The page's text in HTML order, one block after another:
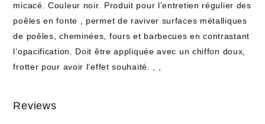
micacé. Couleur noir. Produit pour l’entretien régulier des
poêles en fonte , permet de raviver surfaces métalliques
de poêles, cheminées, fours et barbecues en contrastant
l’opacification. Doit être appliquée avec un chiffon doux,
frotter pour avoir l’effet souhaité. , ,
Reviews